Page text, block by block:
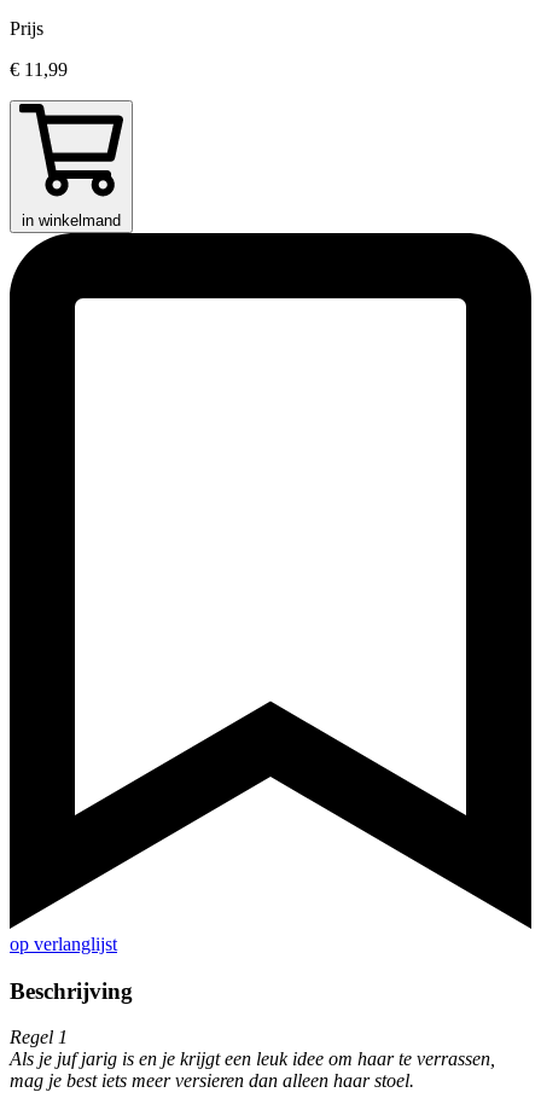
Prijs
€ 11,99
in winkelmand
op verlanglijst
Beschrijving
Regel 1
Als je juf jarig is en je krijgt een leuk idee om haar te verrassen,
mag je best iets meer versieren dan alleen haar stoel.